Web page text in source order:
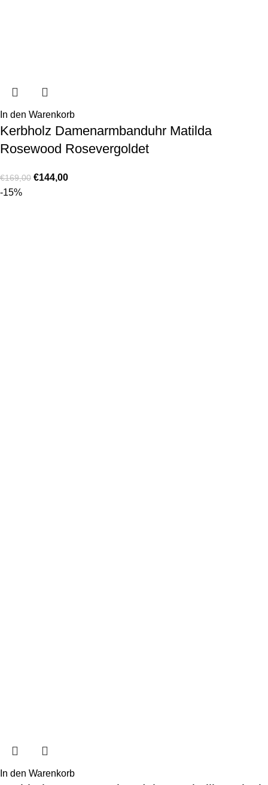
In den Warenkorb
Kerbholz Damenarmbanduhr Matilda
Rosewood Rosevergoldet
€169,00 €144,00
-15%
In den Warenkorb